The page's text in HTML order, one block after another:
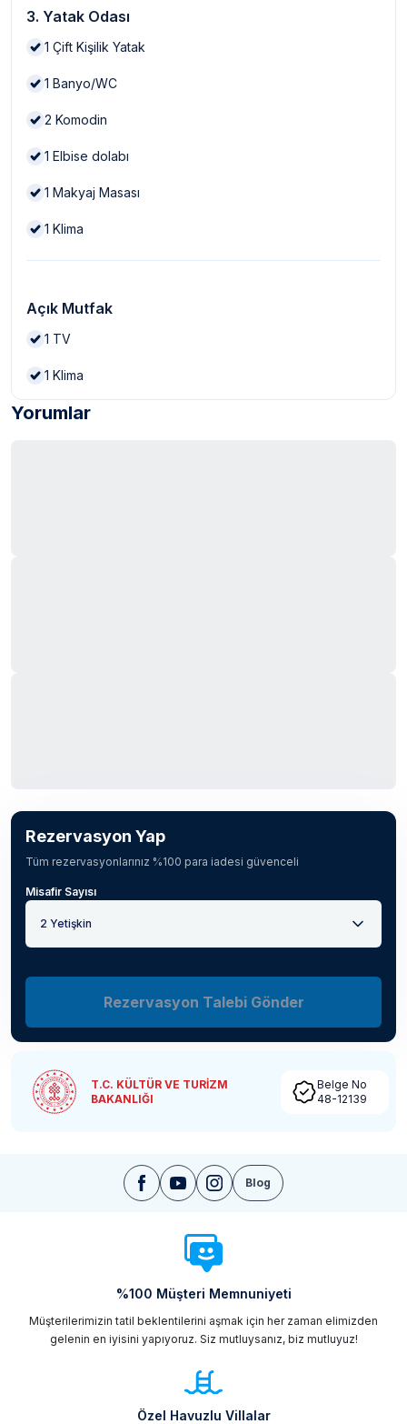
3. Yatak Odası
1 Çift Kişilik Yatak
1 Banyo/WC
2 Komodin
1 Elbise dolabı
1 Makyaj Masası
1 Klima
Açık Mutfak
1 TV
1 Klima
Yorumlar
Rezervasyon Yap
Tüm rezervasyonlarınız %100 para iadesi güvenceli
Misafir Sayısı
2 Yetişkin
Rezervasyon Talebi Gönder
T.C. KÜLTÜR VE TURİZM
BAKANLIĞI
Belge No
48-12139
Blog
%100 Müşteri Memnuniyeti
Müşterilerimizin tatil beklentilerini aşmak için her zaman elimizden
gelenin en iyisini yapıyoruz. Siz mutluysanız, biz mutluyuz!
Özel Havuzlu Villalar